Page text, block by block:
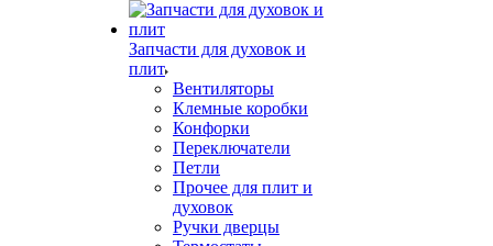
Запчасти для духовок и
плит
Вентиляторы
Клемные коробки
Конфорки
Переключатели
Петли
Прочее для плит и
духовок
Ручки дверцы